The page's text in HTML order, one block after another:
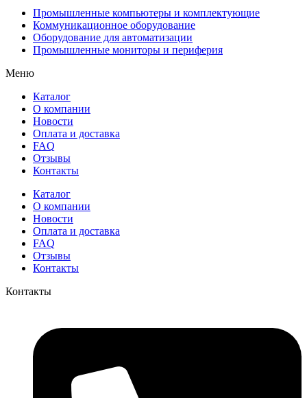
Промышленные компьютеры и комплектующие
Коммуникационное оборудование
Оборудование для автоматизации
Промышленные мониторы и периферия
Меню
Каталог
О компании
Новости
Оплата и доставка
FAQ
Отзывы
Контакты
Каталог
О компании
Новости
Оплата и доставка
FAQ
Отзывы
Контакты
Контакты